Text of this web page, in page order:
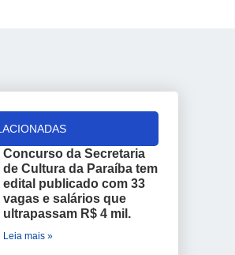
Concurso da Secretaria
de Cultura da Paraíba tem
edital publicado com 33
vagas e salários que
ultrapassam R$ 4 mil.
Leia mais »